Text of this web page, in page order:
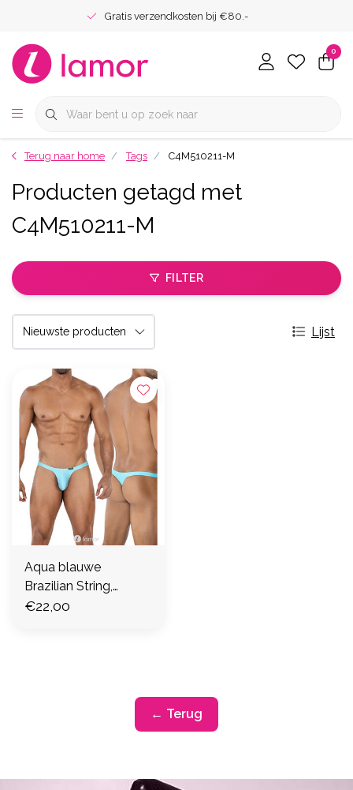
Gratis verzendkosten bij €80.-
0
Terug naar home Tags C4M510211-M
Producten getagd met
C4M510211-M
FILTER
Lijst
Aqua blauwe
Brazilian String,
C4MSPX06
€22,00
← Terug